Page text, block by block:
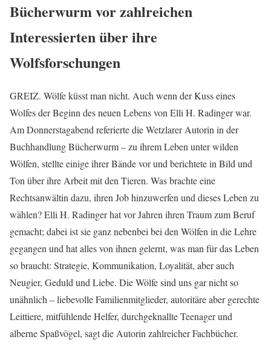
Bücherwurm vor zahlreichen
Interessierten über ihre
Wolfsforschungen
GREIZ. Wölfe küsst man nicht. Auch wenn der Kuss eines
Wolfes der Beginn des neuen Lebens von Elli H. Radinger war.
Am Donnerstagabend referierte die Wetzlarer Autorin in der
Buchhandlung Bücherwurm – zu ihrem Leben unter wilden
Wölfen, stellte einige ihrer Bände vor und berichtete in Bild und
Ton über ihre Arbeit mit den Tieren. Was brachte eine
Rechtsanwältin dazu, ihren Job hinzuwerfen und dieses Leben zu
wählen? Elli H. Radinger hat vor Jahren ihren Traum zum Beruf
gemacht; dabei ist sie ganz nebenbei bei den Wölfen in die Lehre
gegangen und hat alles von ihnen gelernt, was man für das Leben
so braucht: Strategie, Kommunikation, Loyalität, aber auch
Neugier, Geduld und Liebe. Die Wölfe sind uns gar nicht so
unähnlich – liebevolle Familienmitglieder, autoritäre aber gerechte
Leittiere, mitfühlende Helfer, durchgeknallte Teenager und
alberne Spaßvögel, sagt die Autorin zahlreicher Fachbücher.